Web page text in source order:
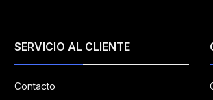
SERVICIO AL CLIENTE
Contacto